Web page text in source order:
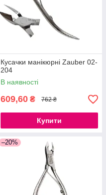
Кусачки манікюрні Zauber 02-
204
В наявності
609,60 ₴ 762 ₴
Купити
–20%